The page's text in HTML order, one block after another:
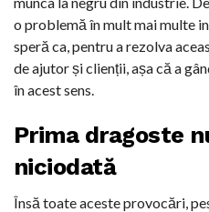
o problemă în mult mai multe
speră ca, pentru a rezolva
de ajutor și clienții, așa că a
în acest sens.
Prima dragoste
niciodată
Însă toate aceste provocări,